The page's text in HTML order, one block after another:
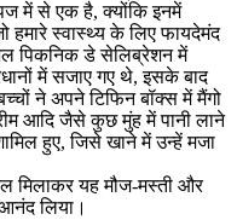
में से एक है, क्योंकि इनमें
हमारे स्वास्थ्य के लिए फायदेमंद
पिकनिक डे सेलिब्रेशन में
में सजाए गए थे, इसके बाद
ने अपने टिफिन बॉक्स में मैंगो
आदि जैसे कुछ मुंह में पानी लाने
हुए, जिसे खाने में उन्हें मजा
मिलाकर यह मौज-मस्ती और
लिया।